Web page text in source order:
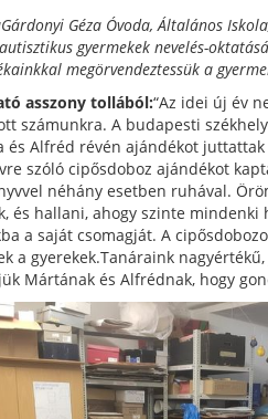
Géza Óvoda, Általános
gyermekek nevelés-
megörvendeztessük a
asszony tollából:“Az idei új év
számunkra. A budapesti
és Alfréd révén ajándékot
szóló cipősdoboz ajándékot
néhány esetben ruhával.
és hallani, ahogy szinte mindenki
a saját csomagját. A
a gyerekek.Tanáraink
Mártának és Alfrédnak, hogy